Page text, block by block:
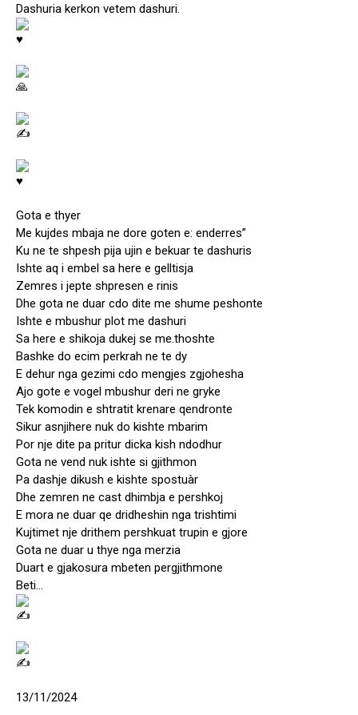
Dashuria kerkon vetem dashuri.
Gota e thyer
Me kujdes mbaja ne dore goten e: enderres”
Ku ne te shpesh pija ujin e bekuar te dashuris
Ishte aq i embel sa here e gelltisja
Zemres i jepte shpresen e rinis
Dhe gota ne duar cdo dite me shume peshonte
Ishte e mbushur plot me dashuri
Sa here e shikoja dukej se me.thoshte
Bashke do ecim perkrah ne te dy
E dehur nga gezimi cdo mengjes zgjohesha
Ajo gote e vogel mbushur deri ne gryke
Tek komodin e shtratit krenare qendronte
Sikur asnjihere nuk do kishte mbarim
Por nje dite pa pritur dicka kish ndodhur
Gota ne vend nuk ishte si gjithmon
Pa dashje dikush e kishte spostuàr
Dhe zemren ne cast dhimbja e pershkoj
E mora ne duar qe dridheshin nga trishtimi
Kujtimet nje drithem pershkuat trupin e gjore
Gota ne duar u thye nga merzia
Duart e gjakosura mbeten pergjithmone
Beti…
13/11/2024